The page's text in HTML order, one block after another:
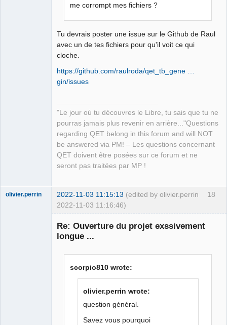
me corrompt mes fichiers ?
Tu devrais poster une issue sur le Github de Raul
avec un de tes fichiers pour qu'il voit ce qui
cloche.
https://github.com/raulroda/qet_tb_gene …
gin/issues
"Le jour où tu découvres le Libre, tu sais que tu ne
pourras jamais plus revenir en arrière..."Questions
regarding QET belong in this forum and will NOT
be answered via PM! – Les questions concernant
QET doivent être posées sur ce forum et ne
seront pas traitées par MP !
18
olivier.perrin 2022-11-03 11:15:13 (edited by olivier.perrin
2022-11-03 11:16:46)
Re: Ouverture du projet exssivement
longue ...
scorpio810 wrote:
olivier.perrin wrote:
question général.
Savez vous pourquoi